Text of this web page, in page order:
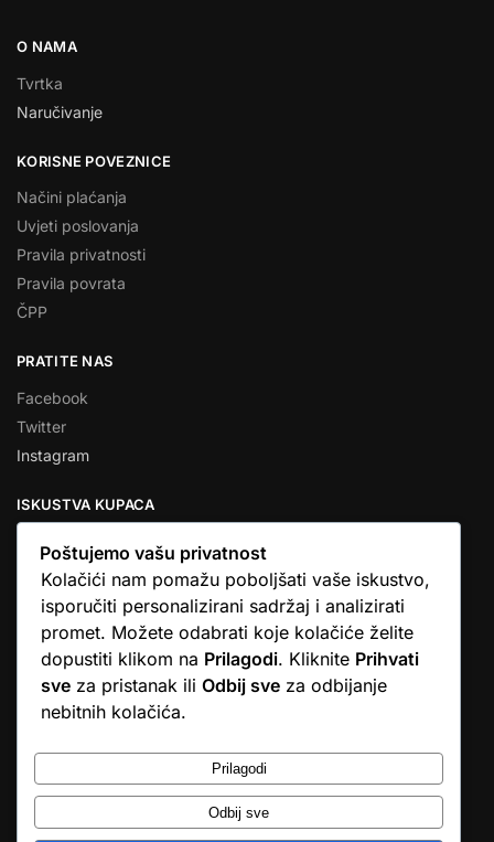
O NAMA
Tvrtka
Naručivanje
KORISNE POVEZNICE
Načini plaćanja
Uvjeti poslovanja
Pravila privatnosti
Pravila povrata
ČPP
PRATITE NAS
Facebook
Twitter
Instagram
ISKUSTVA KUPACA
★★★★★
… Ono što me se dojmilo je ljudski pristup i njihova briga da
dobijem što sam naručio. U većini web shopova nitko vas ne
zove, samo otkažu narudžbu. …
Stjepan D.M.
© Argus elektronika d.o.o.
Poštujemo vašu privatnost
Kolačići nam pomažu poboljšati vaše iskustvo,
isporučiti personalizirani sadržaj i analizirati
promet. Možete odabrati koje kolačiće želite
dopustiti klikom na Prilagodi. Kliknite Prihvati
sve za pristanak ili Odbij sve za odbijanje
nebitnih kolačića.
Prilagodi
Odbij sve